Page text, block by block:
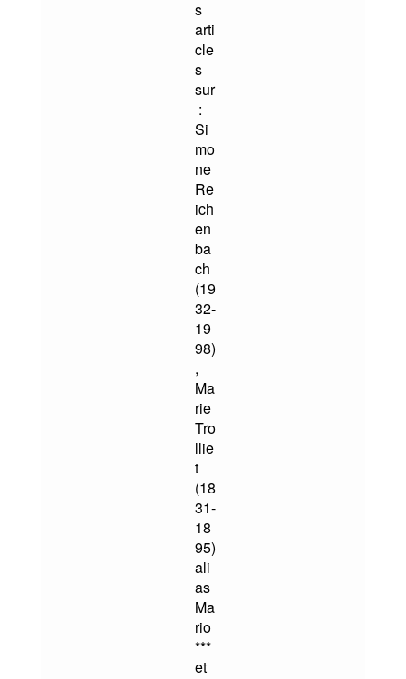
s
arti
cle
s
sur
:
Si
mo
ne
Re
ich
en
ba
ch
(19
32-
19
98)
,
Ma
rie
Tro
llie
t
(18
31-
18
95)
ali
as
Ma
rio
***
et